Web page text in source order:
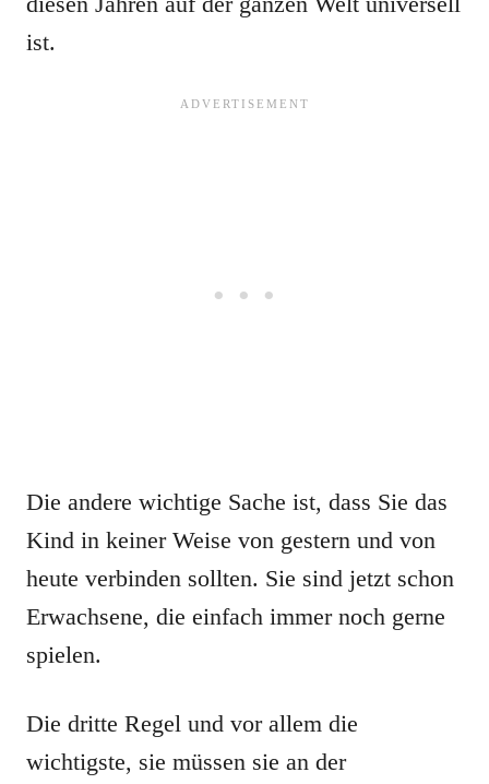
ist.
Die andere wichtige Sache ist, dass Sie das
Kind in keiner Weise von gestern und von
heute verbinden sollten. Sie sind jetzt schon
Erwachsene, die einfach immer noch gerne
spielen.
Die dritte Regel und vor allem die
wichtigste, sie müssen sie an der